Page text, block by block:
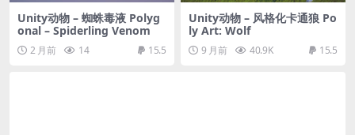
Unity动物 – 蜘蛛毒液 Polyg
onal – Spiderling Venom
2 月前 14 15.5
Unity动物 – 风格化卡通狼 Po
ly Art: Wolf
9 月前 40.9K 15.5